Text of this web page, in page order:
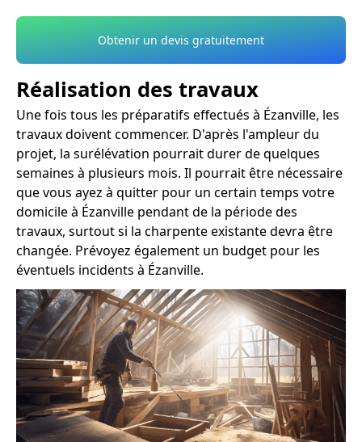
Obtenir un devis gratuitement
Réalisation des travaux
Une fois tous les préparatifs effectués à Ézanville, les
travaux doivent commencer. D'après l'ampleur du
projet, la surélévation pourrait durer de quelques
semaines à plusieurs mois. Il pourrait être nécessaire
que vous ayez à quitter pour un certain temps votre
domicile à Ézanville pendant de la période des
travaux, surtout si la charpente existante devra être
changée. Prévoyez également un budget pour les
éventuels incidents à Ézanville.